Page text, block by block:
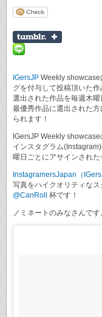
IGersJP Weekly
グを付与して投稿頂いた
選出された作品を毎週木
最優秀作品に選出された
られます！
IGersJP Weekly
インスタグラム
曜日ごとにアサインされ
InstagramersJapan（
写真をハイクオリティなス
@CanRoll 杯です！
ノミネートのみなさんです